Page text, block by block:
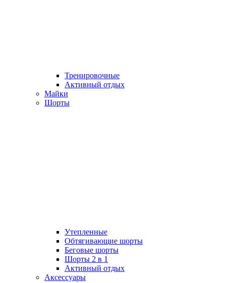
Тренировочные
Активный отдых
Майки
Шорты
Утепленные
Обтягивающие шорты
Беговые шорты
Шорты 2 в 1
Активный отдых
Аксессуары